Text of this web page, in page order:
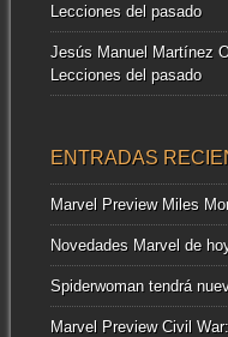
Lecciones del pasado
Jesús Manuel Martínez
Lecciones del pasado
ENTRADAS
Marvel Preview Miles
Novedades Marvel de
Spiderwoman tendrá
Marvel Preview Civil